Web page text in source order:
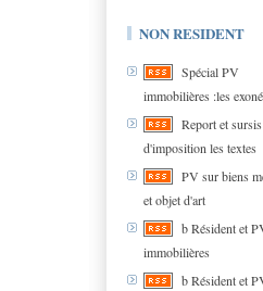
NON RESIDENT
Spécial PV
immobilières :les
Report et sursis
d'imposition les textes
PV sur biens
et objet d'art
b Résident et
immobilières
b Résident et